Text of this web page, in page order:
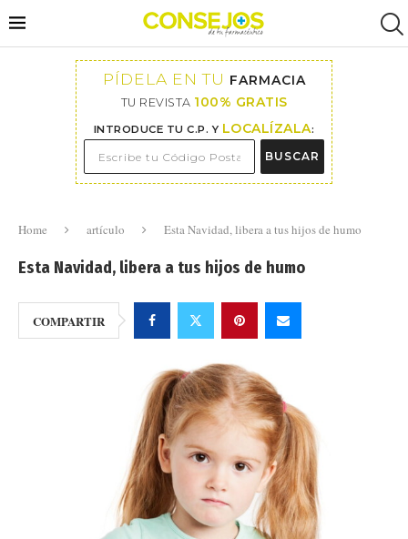
PÍDELA EN TU FARMACIA
TU REVISTA 100% GRATIS
INTRODUCE TU C.P. Y LOCALÍZALA:
BUSCAR
Home artículo Esta Navidad, libera a tus hijos de humo
Esta Navidad, libera a tus hijos de humo
COMPARTIR